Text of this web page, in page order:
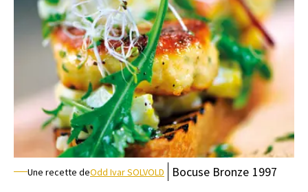
Une recette deOdd Ivar SOLVOLD Bocuse Bronze 1997